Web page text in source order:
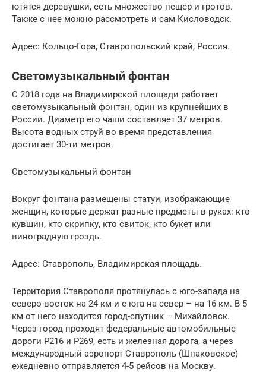
ютятся деревушки, есть множество пещер и гротов.
Также с нее можно рассмотреть и сам Кисловодск.
Адрес: Кольцо-Гора, Ставропольский край, Россия.
Светомузыкальный фонтан
С 2018 года на Владимирской площади работает
светомузыкальный фонтан, один из крупнейших в
России. Диаметр его чаши составляет 37 метров.
Высота водных струй во время представления
достигает 30-ти метров.
Светомузыкальный фонтан
Вокруг фонтана размещены статуи, изображающие
женщин, которые держат разные предметы в руках: кто
кувшин, кто скрипку, кто свиток, кто букет или
виноградную гроздь.
Адрес: Ставрополь, Владимирская площадь.
Территория Ставрополя протянулась с юго-запада на
северо-восток на 24 км и с юга на север – на 16 км. В 5
км от него находится город-спутник – Михайловск.
Через город проходят федеральные автомобильные
дороги Р216 и Р269, есть и железная дорога, а через
международный аэропорт Ставрополь (Шпаковское)
ежедневно отправляется 4-5 рейсов на Москву.